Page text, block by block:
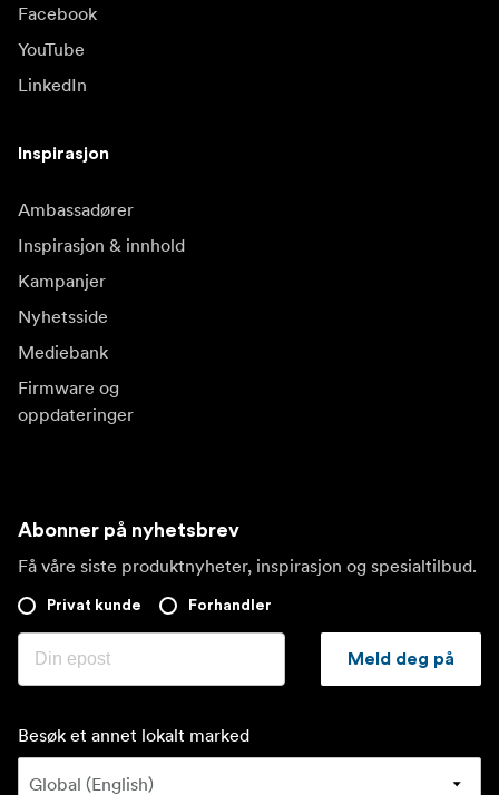
Facebook
YouTube
LinkedIn
Inspirasjon
Ambassadører
Inspirasjon & innhold
Kampanjer
Nyhetsside
Mediebank
Firmware og
oppdateringer
Abonner på nyhetsbrev
Få våre siste produktnyheter, inspirasjon og spesialtilbud.
Privat kunde Forhandler
Meld deg på
Besøk et annet lokalt marked